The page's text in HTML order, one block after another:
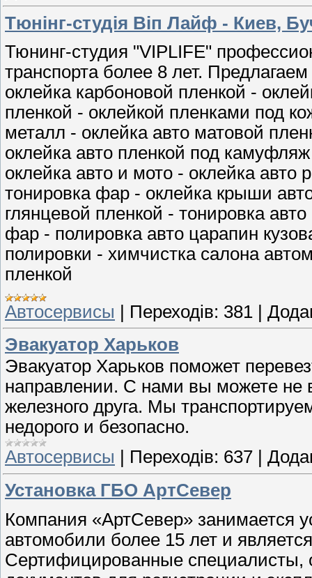
Тюнінг-студія Віп Лайф - Киев,
Тюнинг-студия "VIPLIFE"
транспорта более 8 лет.
оклейка карбоновой пленкой -
пленкой - оклейкой пленками под
металл - оклейка авто матовой
оклейка авто пленкой под
оклейка авто и мото - оклейка
тонировка фар - оклейка крыши
глянцевой пленкой - тонировка
фар - полировка авто царапин
полировки - химчистка салона
пленкой
Автосервисы
Переходів: 381
Эвакуатор Харьков
Эвакуатор Харьков поможет
направлении. С нами вы можете не
железного друга. Мы
недорого и безопасно.
Автосервисы
Переходів: 637
Установка ГБО АртСевер
Компания «АртСевер» занимается
автомобили более 15 лет и
Сертифицированные специалисты,